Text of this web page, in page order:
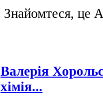
Знайомтеся, це
Валерія
хімія...